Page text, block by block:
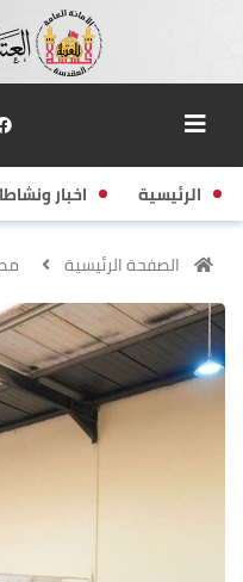
الرئيسية اخبار
الصفحة الرئيسية